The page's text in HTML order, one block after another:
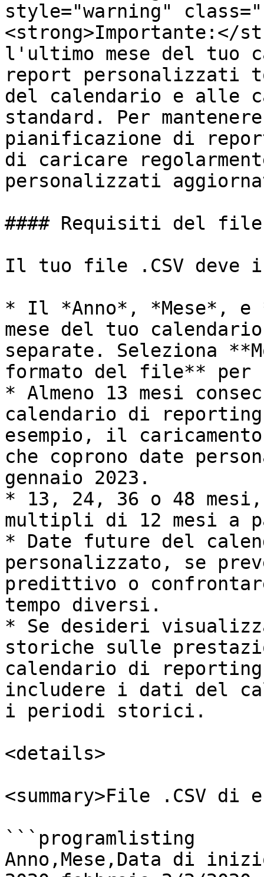
style="warning"
<strong>Importante:</
l'ultimo mese del tuo
report personalizzati
del calendario e alle
standard. Per
pianificazione di
di caricare
personalizzati
#### Requisiti del file
Il tuo file .CSV deve
* Il *Anno*, *Mese*,
mese del tuo
separate. Seleziona
formato del file**
* Almeno 13 mesi
calendario di
esempio, il
che coprono date
gennaio 2023.
* 13, 24, 36 o 48
multipli di 12 mesi a
* Date future del
personalizzato, se
predittivo o
tempo diversi.
* Se desideri
storiche sulle
calendario di
includere i dati del
i periodi storici.
<details>
<summary>File .CSV di
```programlisting
Anno,Mese,Data di